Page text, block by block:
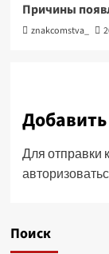
Причины
znakcomstva_
Для отправки
Поиск